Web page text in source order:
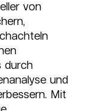
von
durch
und
Mit